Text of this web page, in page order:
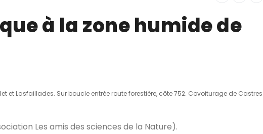
à la zone humide de
et Lasfaillades. Sur boucle entrée route forestière, côte 752. Covoiturage de
Les amis des sciences de la Nature).